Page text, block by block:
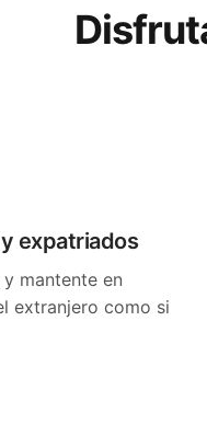
expatriados
mantente en
extranjero como si